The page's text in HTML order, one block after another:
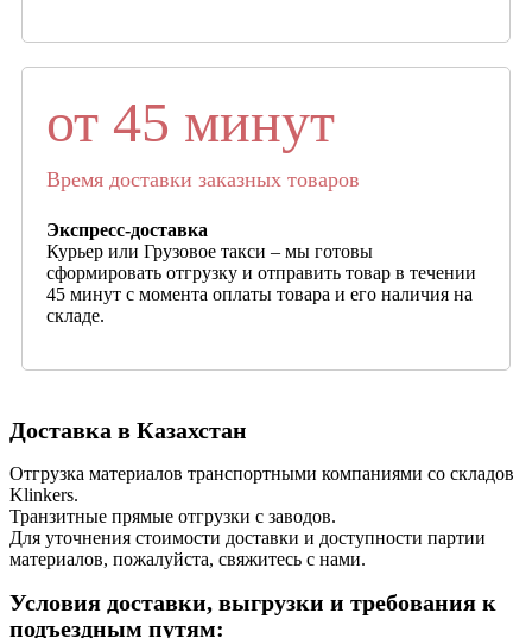
от 45 минут
Время доставки заказных товаров
Экспресс-доставка
Курьер или Грузовое такси – мы готовы
сформировать отгрузку и отправить товар в течении
45 минут с момента оплаты товара и его наличия на
складе.
Доставка в Казахстан
Отгрузка материалов транспортными компаниями со складов
Klinkers.
Транзитные прямые отгрузки с заводов.
Для уточнения стоимости доставки и доступности партии
материалов, пожалуйста, свяжитесь с нами.
Условия доставки, выгрузки и требования к
подъездным путям: